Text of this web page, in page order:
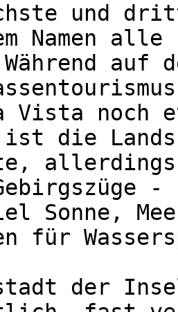
und
Namen
auf
Vista noch
die
Sonne,
für
der